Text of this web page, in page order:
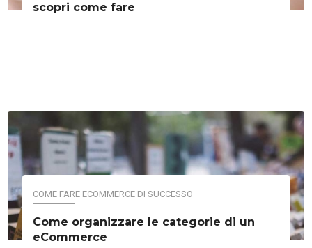
scopri come fare
COME FARE ECOMMERCE DI SUCCESSO
Come organizzare le categorie di un
eCommerce